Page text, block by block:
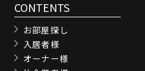
CONTENTS
お部屋探し
入居者様
オーナー様